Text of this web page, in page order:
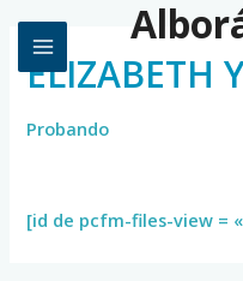
ELIZABETH
Probando
[id de pcfm-files-view =